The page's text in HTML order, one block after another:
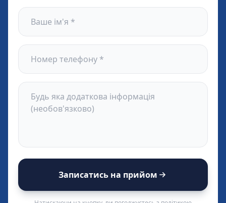
Записатись на прийом